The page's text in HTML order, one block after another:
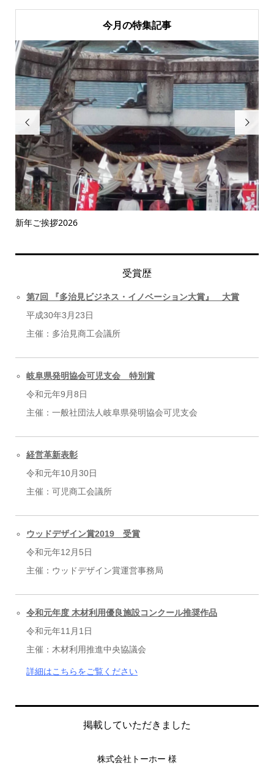
今月の特集記事

新年ご挨拶2026

受賞歴
第7回 『多治見ビジネス・イノベーション大賞』 大賞
平成30年3月23日
主催：多治見商工会議所
岐阜県発明協会可児支会 特別賞
令和元年9月8日
主催：一般社団法人岐阜県発明協会可児支会
経営革新表彰
令和元年10月30日
主催：可児商工会議所
ウッドデザイン賞2019 受賞
令和元年12月5日
主催：ウッドデザイン賞運営事務局
令和元年度 木材利用優良施設コンクール推奨作品
令和元年11月1日
主催：木材利用推進中央協議会
詳細はこちらをご覧ください
掲載していただきました
株式会社トーホー 様